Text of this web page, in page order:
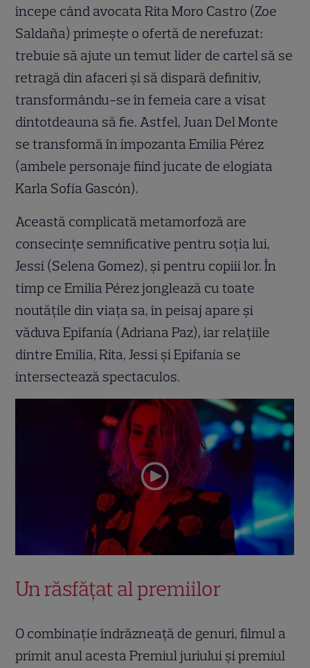
începe când avocata Rita Moro Castro (Zoe
Saldaña) primește o ofertă de nerefuzat:
trebuie să ajute un temut lider de cartel să se
retragă din afaceri și să dispară definitiv,
transformându-se în femeia care a visat
dintotdeauna să fie. Astfel, Juan Del Monte
se transformă în impozanta Emilia Pérez
(ambele personaje fiind jucate de elogiata
Karla Sofía Gascón).
Această complicată metamorfoză are
consecințe semnificative pentru soția lui,
Jessi (Selena Gomez), și pentru copiii lor. În
timp ce Emilia Pérez jonglează cu toate
noutățile din viața sa, în peisaj apare și
văduva Epifanía (Adriana Paz), iar relațiile
dintre Emilia, Rita, Jessi și Epifanía se
intersectează spectaculos.
Un răsfățat al premiilor
O combinație îndrăzneață de genuri, filmul a
primit anul acesta Premiul juriului și premiul